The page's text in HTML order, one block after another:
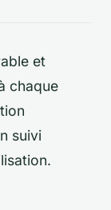
et
chaque
suivi